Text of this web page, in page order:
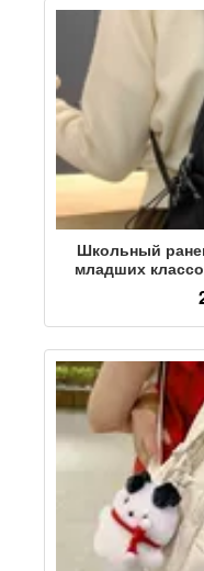
Школьный
младших
граффити на
мужской
учеников